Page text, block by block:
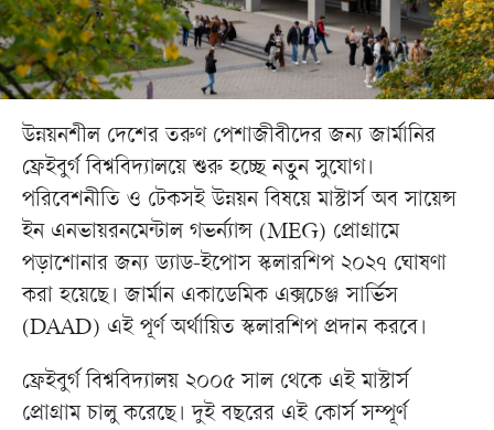
উন্নয়নশীল দেশের তরুণ পেশাজীবীদের জন্য জার্মানির
ফ্রেইবুর্গ বিশ্ববিদ্যালয়ে শুরু হচ্ছে নতুন সুযোগ।
পরিবেশনীতি ও টেকসই উন্নয়ন বিষয়ে মাস্টার্স অব সায়েন্স
ইন এনভায়রনমেন্টাল গভর্ন্যান্স (MEG) প্রোগ্রামে
পড়াশোনার জন্য ড্যাড-ইপোস স্কলারশিপ ২০২৭ ঘোষণা
করা হয়েছে। জার্মান একাডেমিক এক্সচেঞ্জ সার্ভিস
(DAAD) এই পূর্ণ অর্থায়িত স্কলারশিপ প্রদান করবে।
ফ্রেইবুর্গ বিশ্ববিদ্যালয় ২০০৫ সাল থেকে এই মাস্টার্স
প্রোগ্রাম চালু করেছে। দুই বছরের এই কোর্স সম্পূর্ণ